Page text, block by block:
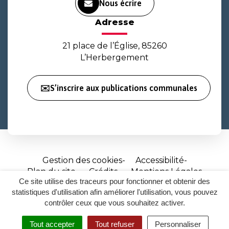
Ce site utilise des traceurs pour fonctionner et obtenir des
statistiques d'utilisation afin améliorer l'utilisation, vous pouvez
contrôler ceux que vous souhaitez activer.
Tout accepter Tout refuser Personnaliser
Nous écrire
Adresse
21 place de l’Église, 85260
L’Herbergement
✉️S’inscrire aux publications communales
Gestion des cookies
Accessibilité
Plan du site
Crédits
Mentions Légales
Site
réalisé
par
Inovagora